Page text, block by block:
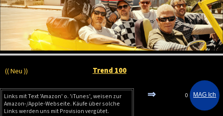
(( Neu )) Trend 100
Links mit Text 'Amazon' o. 'iTunes', weisen zur
Amazon-/Apple-Webseite. Käufe über solche
Links werden uns mit Provision vergütet.
⇒ 0